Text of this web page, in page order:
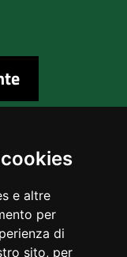
e altre
per
di
sito, per